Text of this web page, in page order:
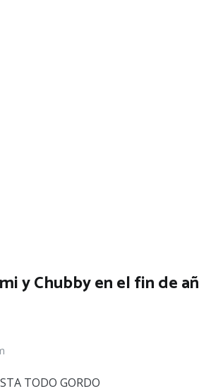
y Chubby en el fin de
TODO GORDO